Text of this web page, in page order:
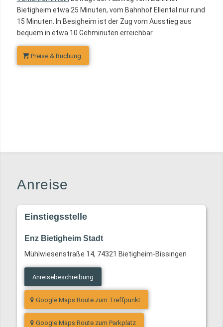
Bietigheim etwa 25 Minuten, vom Bahnhof Ellental nur rund
15 Minuten. In Besigheim ist der Zug vom Ausstieg aus
bequem in etwa 10 Gehminuten erreichbar.
Preise & Buchung
Anreise
Einstiegsstelle
Enz Bietigheim Stadt
Mühlwiesenstraße 14, 74321 Bietigheim-Bissingen
Anreisebeschreibung
Google Maps Route zum Treffpunkt
Google Maps Route zum Parkplatz